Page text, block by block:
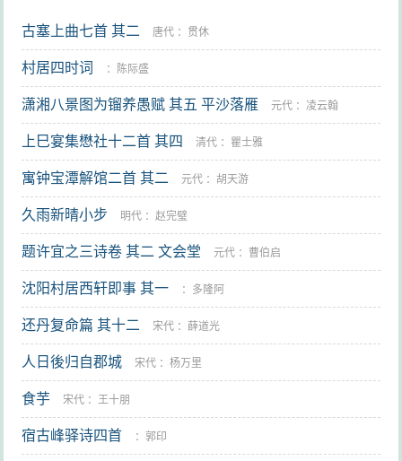
古塞上曲七首 其二 唐代 ： 贯休
村居四时词 ： 陈际盛
潇湘八景图为镏养愚赋 其五 平沙落雁 元代 ：凌云翰
上巳宴集懋社十二首 其四 清代 ： 瞿士雅
寓钟宝潭解馆二首 其二 元代 ：胡天游
久雨新晴小步 明代 ：赵完璧
题许宜之三诗卷 其二 文会堂 元代 ： 曹伯启
沈阳村居西轩即事 其一 ： 多隆阿
还丹复命篇 其十二 宋代 ： 薛道光
人日後归自郡城 宋代 ：杨万里
食芋 宋代 ：王十朋
宿古峰驿诗四首 ：郭印